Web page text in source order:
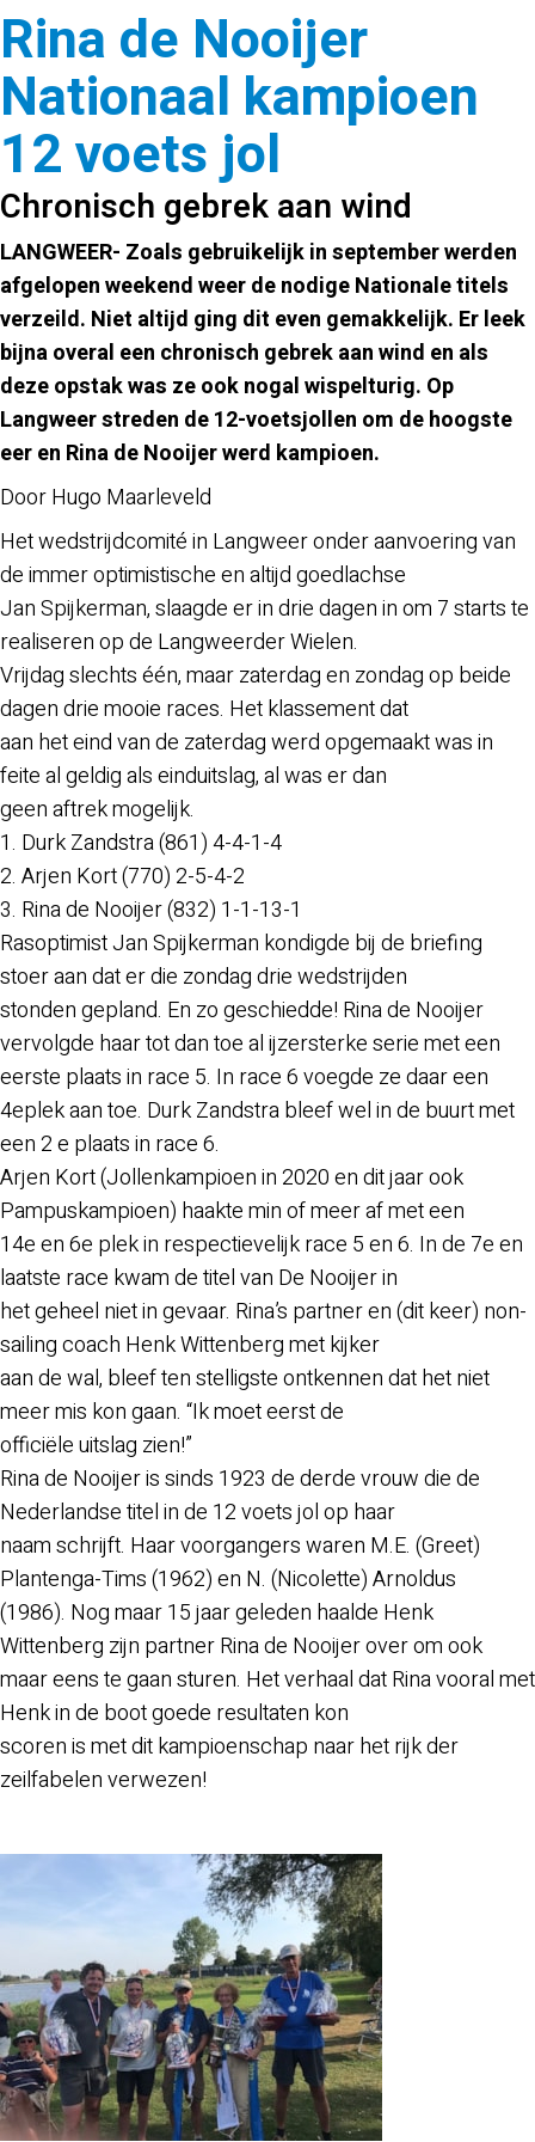
Rina de Nooijer
Nationaal kampioen
12 voets jol
Chronisch gebrek aan wind
LANGWEER- Zoals gebruikelijk in september werden
afgelopen weekend weer de nodige Nationale titels
verzeild. Niet altijd ging dit even gemakkelijk. Er leek
bijna overal een chronisch gebrek aan wind en als
deze opstak was ze ook nogal wispelturig. Op
Langweer streden de 12-voetsjollen om de hoogste
eer en Rina de Nooijer werd kampioen.
Door Hugo Maarleveld
Het wedstrijdcomité in Langweer onder aanvoering van
de immer optimistische en altijd goedlachse
Jan Spijkerman, slaagde er in drie dagen in om 7 starts te
realiseren op de Langweerder Wielen.
Vrijdag slechts één, maar zaterdag en zondag op beide
dagen drie mooie races. Het klassement dat
aan het eind van de zaterdag werd opgemaakt was in
feite al geldig als einduitslag, al was er dan
geen aftrek mogelijk.
1. Durk Zandstra (861) 4-4-1-4
2. Arjen Kort (770) 2-5-4-2
3. Rina de Nooijer (832) 1-1-13-1
Rasoptimist Jan Spijkerman kondigde bij de briefing
stoer aan dat er die zondag drie wedstrijden
stonden gepland. En zo geschiedde! Rina de Nooijer
vervolgde haar tot dan toe al ijzersterke serie met een
eerste plaats in race 5. In race 6 voegde ze daar een
4eplek aan toe. Durk Zandstra bleef wel in de buurt met
een 2 e plaats in race 6.
Arjen Kort (Jollenkampioen in 2020 en dit jaar ook
Pampuskampioen) haakte min of meer af met een
14e en 6e plek in respectievelijk race 5 en 6. In de 7e en
laatste race kwam de titel van De Nooijer in
het geheel niet in gevaar. Rina’s partner en (dit keer) non-
sailing coach Henk Wittenberg met kijker
aan de wal, bleef ten stelligste ontkennen dat het niet
meer mis kon gaan. “Ik moet eerst de
officiële uitslag zien!”
Rina de Nooijer is sinds 1923 de derde vrouw die de
Nederlandse titel in de 12 voets jol op haar
naam schrijft. Haar voorgangers waren M.E. (Greet)
Plantenga-Tims (1962) en N. (Nicolette) Arnoldus
(1986). Nog maar 15 jaar geleden haalde Henk
Wittenberg zijn partner Rina de Nooijer over om ook
maar eens te gaan sturen. Het verhaal dat Rina vooral met
Henk in de boot goede resultaten kon
scoren is met dit kampioenschap naar het rijk der
zeilfabelen verwezen!